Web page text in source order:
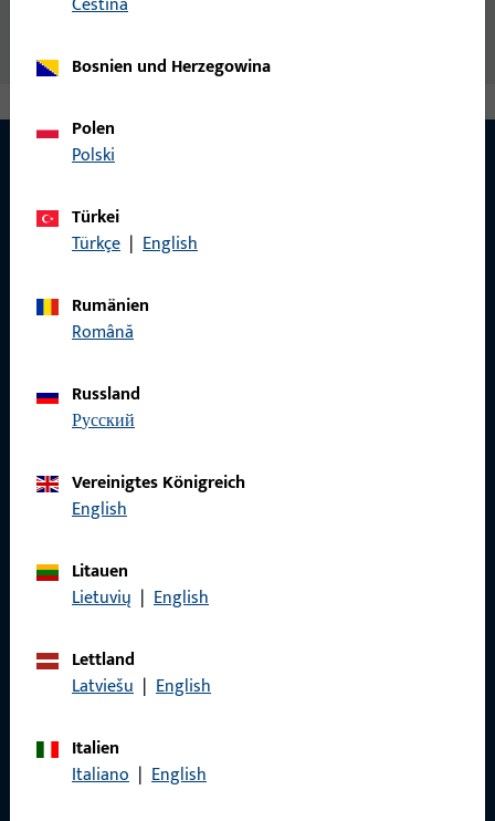
KONTAKT
Wir helfen Ihnen gern!
Haben Sie Fragen oder wünschen Sie persönliche Beratung?
Wir sind gerne für Sie da – schnell, kompetent und
Bosnien und Herzegowina
Polen
Polski
Türkei
Türkçe | English
Rumänien
Română
Russland
русский
Vereinigtes Königreich
English
Litauen
Lietuvių | English
Lettland
Latviešu | English
Italien
Italiano | English
Impressum